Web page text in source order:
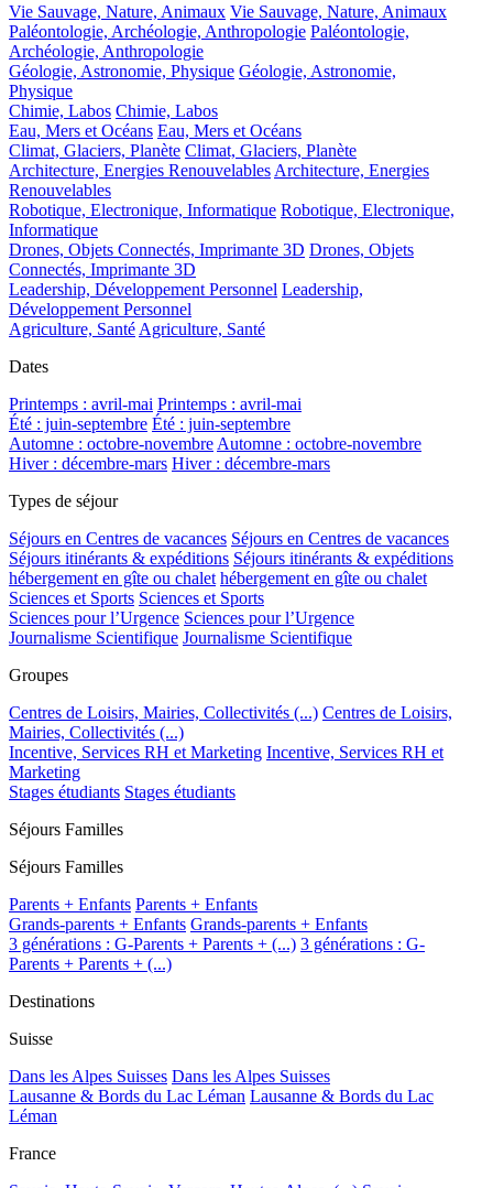
Vie Sauvage, Nature, Animaux Vie Sauvage, Nature, Animaux
Paléontologie, Archéologie, Anthropologie Paléontologie,
Archéologie, Anthropologie
Géologie, Astronomie, Physique Géologie, Astronomie,
Physique
Chimie, Labos Chimie, Labos
Eau, Mers et Océans Eau, Mers et Océans
Climat, Glaciers, Planète Climat, Glaciers, Planète
Architecture, Energies Renouvelables Architecture, Energies
Renouvelables
Robotique, Electronique, Informatique Robotique, Electronique,
Informatique
Drones, Objets Connectés, Imprimante 3D Drones, Objets
Connectés, Imprimante 3D
Leadership, Développement Personnel Leadership,
Développement Personnel
Agriculture, Santé Agriculture, Santé
Dates
Printemps : avril-mai Printemps : avril-mai
Été : juin-septembre Été : juin-septembre
Automne : octobre-novembre Automne : octobre-novembre
Hiver : décembre-mars Hiver : décembre-mars
Types de séjour
Séjours en Centres de vacances Séjours en Centres de vacances
Séjours itinérants & expéditions Séjours itinérants & expéditions
hébergement en gîte ou chalet hébergement en gîte ou chalet
Sciences et Sports Sciences et Sports
Sciences pour l’Urgence Sciences pour l’Urgence
Journalisme Scientifique Journalisme Scientifique
Groupes
Centres de Loisirs, Mairies, Collectivités (...) Centres de Loisirs,
Mairies, Collectivités (...)
Incentive, Services RH et Marketing Incentive, Services RH et
Marketing
Stages étudiants Stages étudiants
Séjours Familles
Séjours Familles
Parents + Enfants Parents + Enfants
Grands-parents + Enfants Grands-parents + Enfants
3 générations : G-Parents + Parents + (...) 3 générations : G-
Parents + Parents + (...)
Destinations
Suisse
Dans les Alpes Suisses Dans les Alpes Suisses
Lausanne & Bords du Lac Léman Lausanne & Bords du Lac
Léman
France